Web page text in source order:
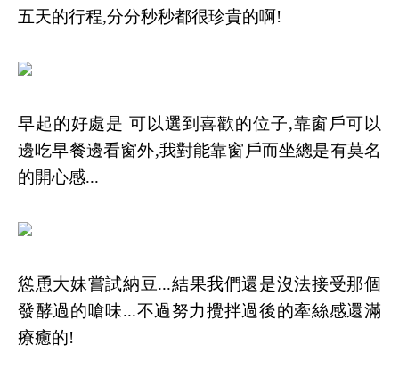
五天的行程,分分秒秒都很珍貴的啊!
早起的好處是 可以選到喜歡的位子,靠窗戶可以
邊吃早餐邊看窗外,我對能靠窗戶而坐總是有莫名
的開心感...
慫恿大妹嘗試納豆...結果我們還是沒法接受那個
發酵過的嗆味...不過努力攪拌過後的牽絲感還滿
療癒的!